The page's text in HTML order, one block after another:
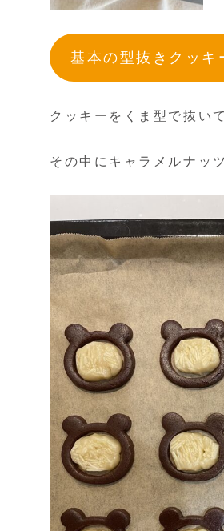
基本の型抜きクッキ
クッキーをくま型で抜い
その中にキャラメルナッ